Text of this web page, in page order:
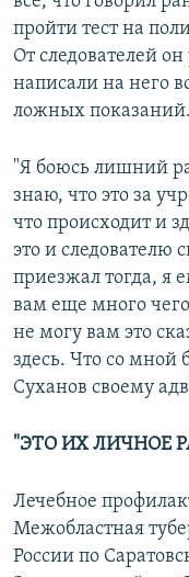
пройти тест на
От следователей
написали на него
ложных показаний.
"Я боюсь лишний
знаю, что это за
что происходит и
это и следователю
приезжал тогда, я
вам еще много
не могу вам это
здесь. Что со мной
Суханов своему
"ЭТО ИХ ЛИЧНОЕ
Лечебное
Межобластная
России по